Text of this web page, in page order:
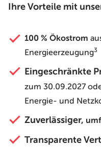
Ihre Vorteile mit
100 % Ökostrom
Energieerzeugung3
Eingeschränkte
zum 30.09.2027
Energie- und
Zuverlässiger,
Transparente